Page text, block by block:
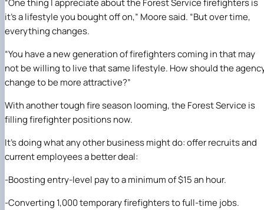
Порядок планування та організації
проведення НТЗ
Програма розвитку університету
ініціатива – 2025»
Національні нормативно-правові акти
Нормативно-правові акти НУБіП України
Методичні роз’яснення НАЗК
Антикорупційні заходи
it’s a lifestyle you bought off on,” Moore said. “But over time,
everything changes.
“You have a new generation of firefighters coming in that may
not be willing to live that same lifestyle. How should the
change to be more attractive?”
With another tough fire season looming, the Forest Service is
filling firefighter positions now.
It’s doing what any other business might do: offer recruits and
current employees a better deal:
-Boosting entry-level pay to a minimum of $15 an hour.
-Converting 1,000 temporary firefighters to full-time jobs.